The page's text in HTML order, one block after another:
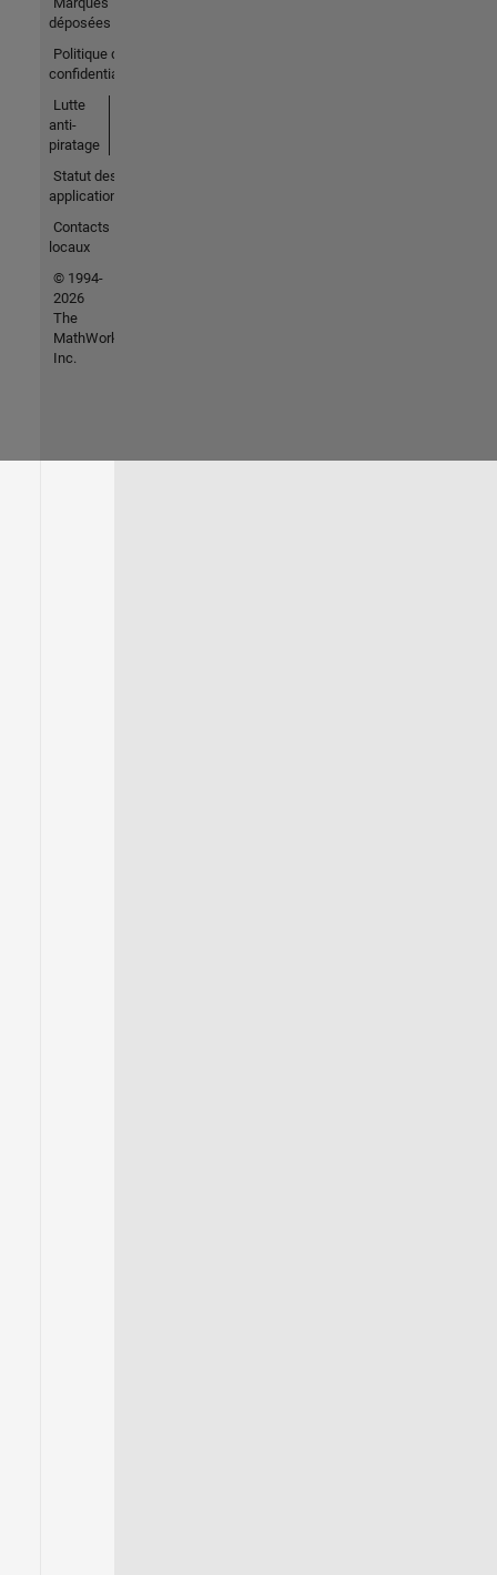
déposées
Politique de
confidentialité
Lutte
anti-
piratage
Statut des
applications
Contacts
locaux
© 1994-
2026
The
MathWorks,
Inc.